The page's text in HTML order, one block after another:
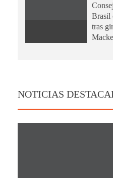
Brasil
tras
NOTICIAS